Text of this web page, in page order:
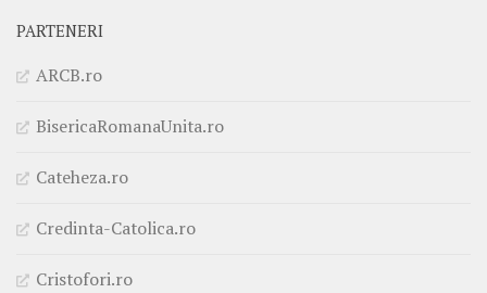
PARTENERI
ARCB.ro
BisericaRomanaUnita.ro
Cateheza.ro
Credinta-Catolica.ro
Cristofori.ro